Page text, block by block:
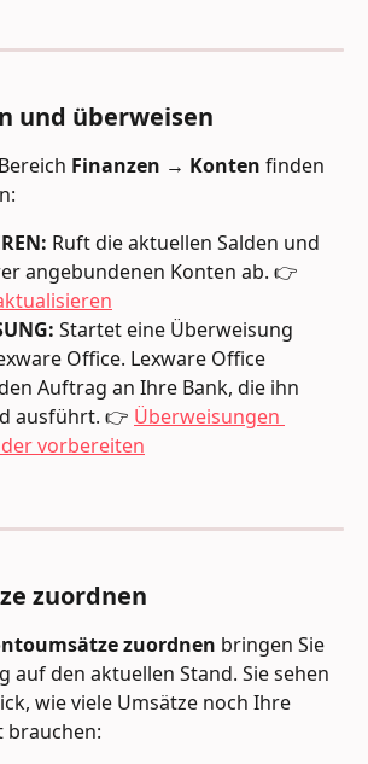
und überweisen
Finanzen → Konten finden
Ruft die aktuellen Salden und
angebundenen Konten ab. 👉
Startet eine Überweisung
Office. Lexware Office
Auftrag an Ihre Bank, die ihn
ausführt. 👉 Überweisungen
vorbereiten
zuordnen
zuordnen bringen Sie
auf den aktuellen Stand. Sie sehen
wie viele Umsätze noch Ihre
brauchen: